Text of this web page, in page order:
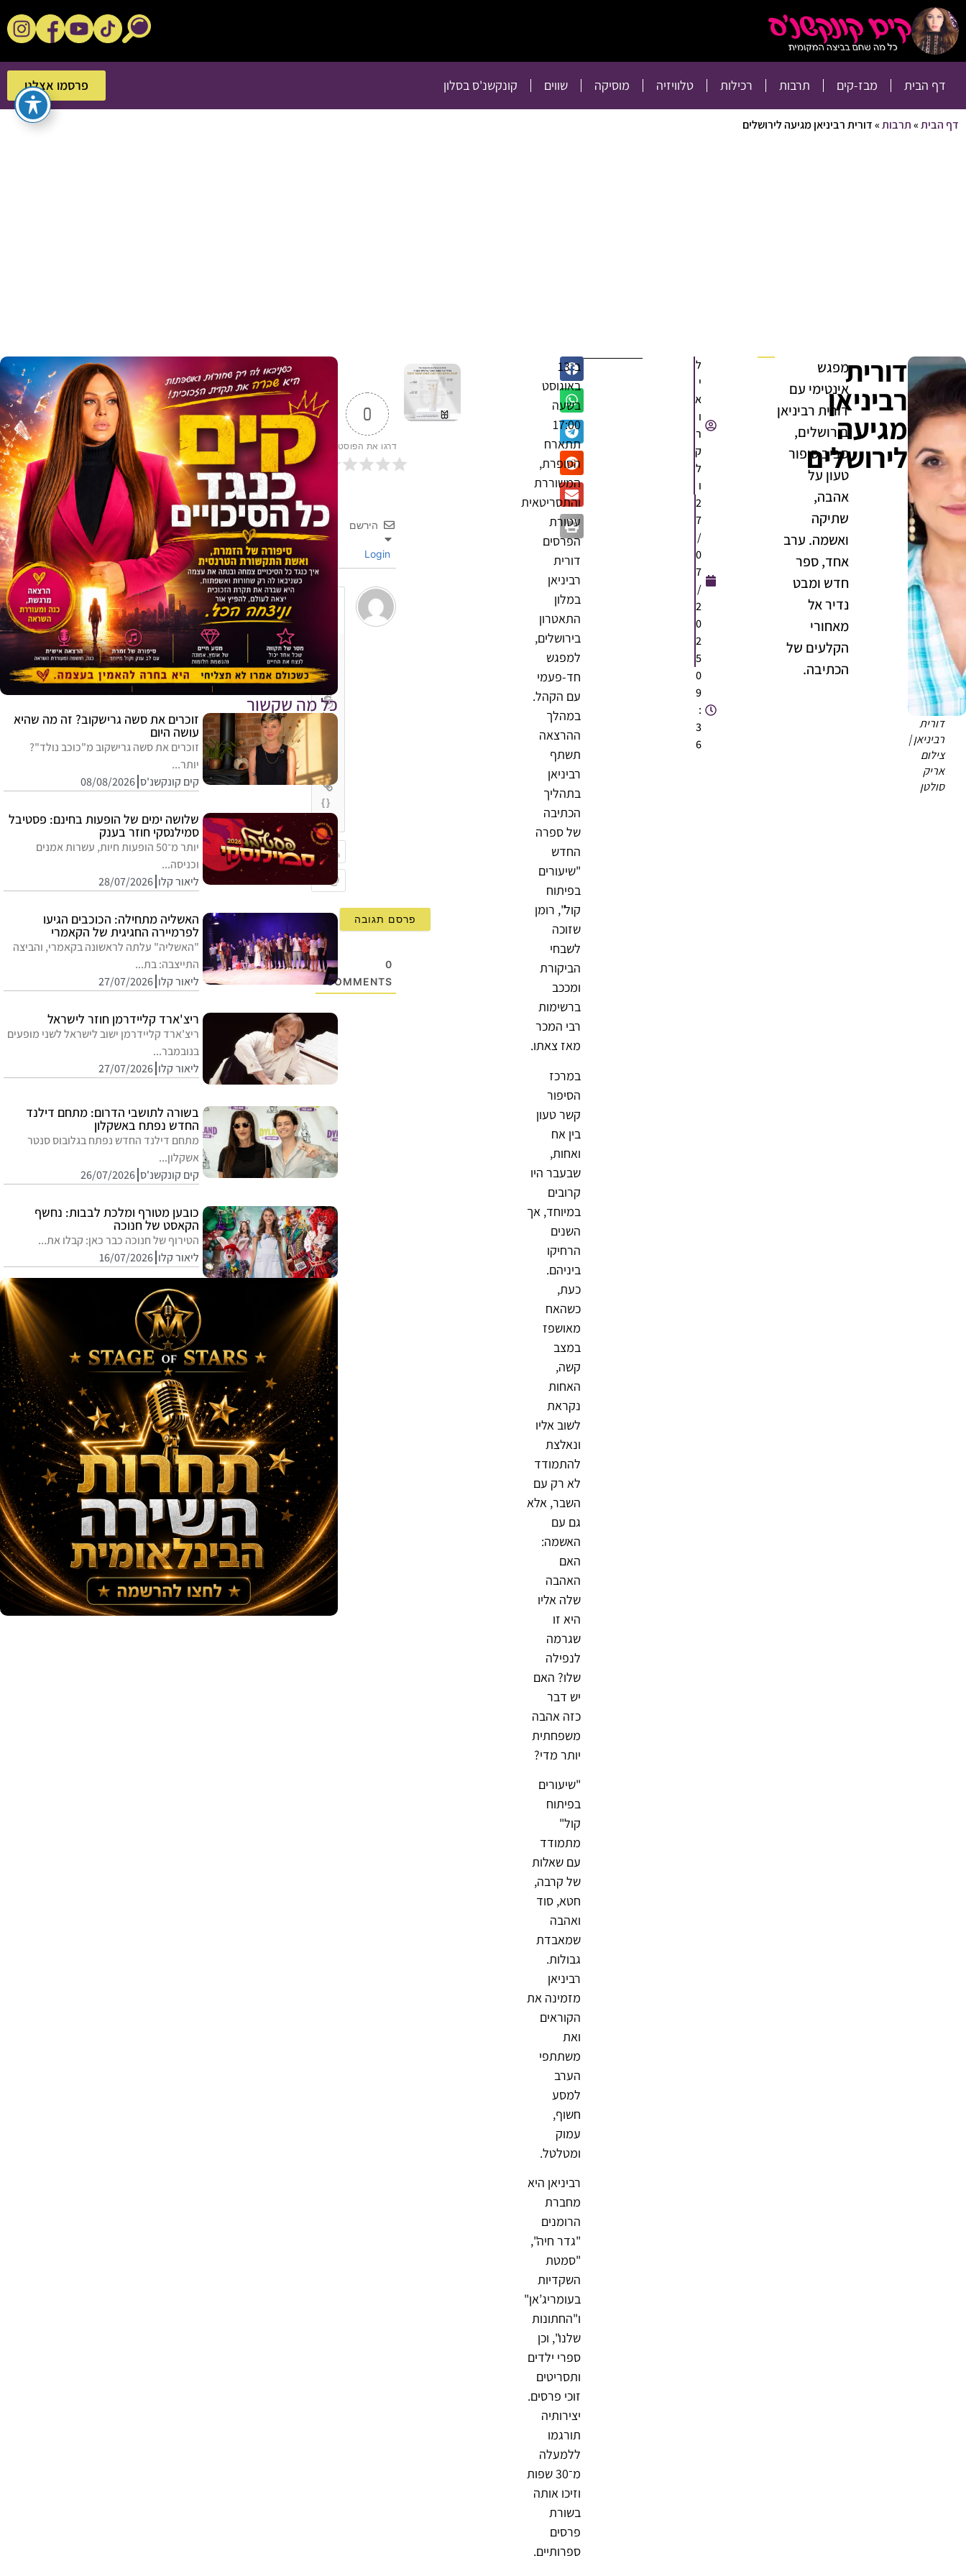
דף הבית מבז-קים תרבות רכילות טלוויזיה מוסיקה שווים קונקשנ'ס בסלון פרסמו אצלנו
פרסמו אצלנו
דף הבית»תרבות»דורית רביניאן מגיעה לירושלים
דורית
רביניאן |
צילום
אריק
סולטן
דורית
רביניאן
מגיעה
לירושלים
מפגש
אינטימי עם
דורית רביניאן
בירושלים,
סביב סיפור
טעון על
אהבה,
שתיקה
ואשמה. ערב
אחד, ספר
חדש ומבט
נדיר אל
מאחורי
הקלעים של
הכתיבה.
ל
י
א
ו
ר
ק
ל
ו
2
7
/
0
7
/
2
0
2
5
0
9
:
3
6
ב־13
באוגוסט
בשעה
17:00
תתארח
הסופרת,
המשוררת
והתסריטאית
עטורת
הפרסים
דורית
רביניאן
במלון
התאטרון
בירושלים,
למפגש
חד-פעמי
עם הקהל.
במהלך
ההרצאה
תשתף
רביניאן
בתהליך
הכתיבה
של ספרה
החדש
"שיעורים
בפיתוח
קול", רומן
שזוכה
לשבחי
הביקורת
ומככב
ברשימות
רבי המכר
מאז צאתו.
במרכז
הסיפור
קשר טעון
בין אח
ואחות,
שבעבר היו
קרובים
במיוחד, אך
השנים
הרחיקו
ביניהם.
כעת,
כשהאח
מאושפז
במצב
קשה,
האחות
נקראת
לשוב אליו
ונאלצת
להתמודד
לא רק עם
השבר, אלא
גם עם
האשמה:
האם
האהבה
שלה אליו
היא זו
שגרמה
לנפילה
שלו? האם
יש דבר
כזה אהבה
משפחתית
יותר מדי?
"שיעורים
בפיתוח
קול"
מתמודד
עם שאלות
של קרבה,
חטא, סוד
ואהבה
שמאבדת
גבולות.
רביניאן
מזמינה את
הקוראים
ואת
משתתפי
הערב
למסע
חשוף,
עמוק
ומטלטל.
רביניאן היא
מחברת
הרומנים
"גדר חיה",
"סמטת
השקדיות
בעומריג’אן"
ו"החתונות
שלנו", וכן
ספרי ילדים
ותסריטים
זוכי פרסים.
יצירותיה
תורגמו
ללמעלה
מ־30 שפות
וזיכו אותה
בשורת
פרסים
ספרותיים.
0
דרגו את הפוסט
הירשם
{}
[+]
שם
0
COMMENTS
כל מה שקשור
זוכרים את סשה גרישקוב? זה מה שהיא
עושה היום
זוכרים את סשה גרישקוב מ"כוכב נולד"?
יותר...
קים קונקשנ'ס 08/08/2026
שלושה ימים של הופעות בחינם: פסטיבל
סמילנסקי חוזר בענק
יותר מ־50 הופעות חיות, עשרות אמנים
וכניסה...
ליאור קלו 28/07/2026
האשליה מתחילה: הכוכבים הגיעו
לפרמיירה החגיגית של הקאמרי
"האשליה" עלתה לראשונה בקאמרי, והביצה
התייצבה: בת...
ליאור קלו 27/07/2026
ריצ'ארד קליידרמן חוזר לישראל
ריצ'ארד קליידרמן ישוב לישראל לשני מופעים
בנובמבר...
ליאור קלו 27/07/2026
בשורה לתושבי הדרום: מתחם דילנד
החדש נפתח באשקלון
מתחם דילנד החדש נפתח בגלובוס סנטר
אשקלון...
קים קונקשנ'ס 26/07/2026
כובען מטורף ומלכת לבבות: נחשף
הקאסט של חנוכה
הטירוף של חנוכה כבר כאן: קבלו את...
ליאור קלו 16/07/2026